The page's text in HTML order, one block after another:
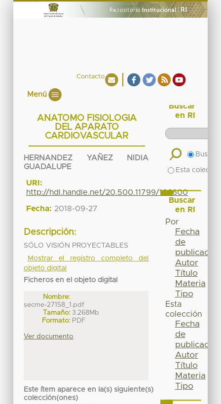
Contacto
Menú
ANATOMO FISIOLOGIA
DEL APARATO
CARDIOVASCULAR
HERNANDEZ YAÑEZ NIDIA
GUADALUPE
URI:
http://hdl.handle.net/20.500.11799/103600
Fecha: 2018-09-27
Descripción:
SÓLO VISIÓN PROYECTABLES
Mostrar el registro completo del
objeto digital
Ficheros en el objeto digital
Nombre:
secme-27158_1.pdf
Tamaño: 3.268Mb
Formato: PDF
Ver documento
Este ítem aparece en la(s) siguiente(s)
colección(ones)
Buscar
en RI
Buscar
Esta
Buscar
en RI
Por
Fecha
de
publicación
Autor
Título
Materia
Tipo
Esta
colección
Fecha
de
publicación
Autor
Título
Materia
Tipo